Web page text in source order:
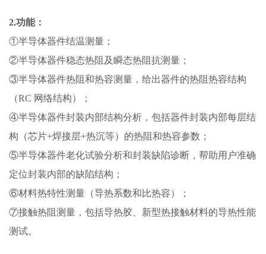
2.功能：
①半导体器件结温测量；
②半导体器件稳态热阻及瞬态热阻抗测量；
③半导体器件热阻和热容测量，给出器件的热阻热容结构
（RC 网络结构）；
④半导体器件封装内部结构分析，包括器件封装内部每层结
构（芯片+焊接层+热沉等）的热阻和热容参数；
⑤半导体器件老化试验分析和封装缺陷诊断，帮助用户准确
定位封装内部的缺陷结构；
⑥材料热特性测量（导热系数和比热容）；
⑦接触热阻测量，包括导热胶、新型热接触材料的导热性能
测试。